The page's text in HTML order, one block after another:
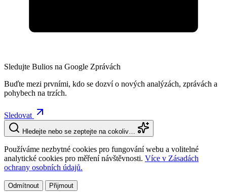
Sledujte Bulios na Google Zprávách
Buďte mezi prvními, kdo se dozví o nových analýzách, zprávách a
pohybech na trzích.
Sledovat
Hledejte nebo se zeptejte na cokoliv…
Používáme nezbytné cookies pro fungování webu a volitelné
analytické cookies pro měření návštěvnosti. Více v Zásadách
ochrany osobních údajů.
Odmítnout Přijmout